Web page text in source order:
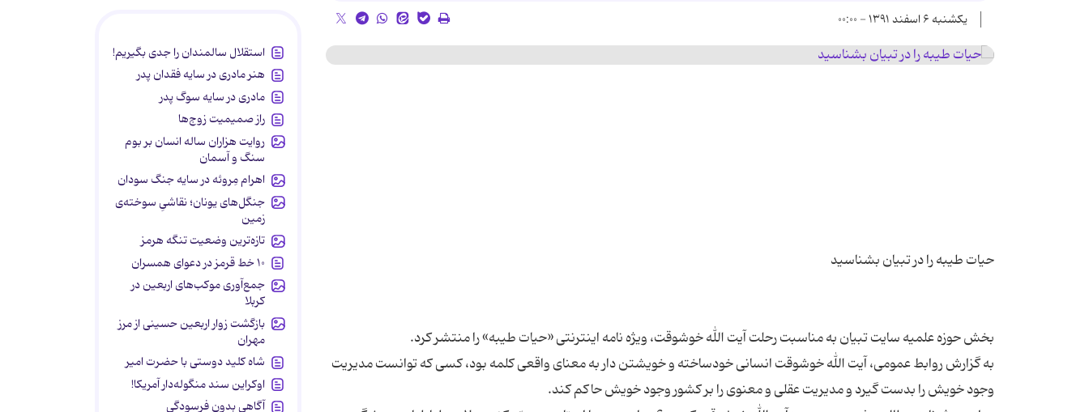
یکشنبه ۶ اسفند ۱۳۹۱ - ۰۰:۰۰
به گزارش روابط عمومی، آیت الله خوشوقت انسانی خودساخته و خویشتن دار به معنای واقعی کلمه بود، کسی که توانست مدیریت
استقلال سالمندان را جدی بگیریم!
هنر مادری در سایه‌ فقدان پدر
مادری در سایه سوگ پدر
راز صمیمیت زوج‌ها
روایت هزاران ساله انسان بر بوم
سنگ و آسمان
اهرام مِروئه در سایه جنگ سودان
جنگل‌های یونان؛ نقاشیِ سوخته‌ی
زمین
تازه‌ترین وضعیت تنگه هرمز
۱۰ خط قرمز در دعوای همسران
جمع‌آوری موکب‌های اربعین در
کربلا
بازگشت زوار اربعین حسینی از مرز
مهران
شاه کلید دوستی با حضرت امیر
اوکراین سند منگوله‌دار آمریکا!
آگاهی بدون فرسودگی